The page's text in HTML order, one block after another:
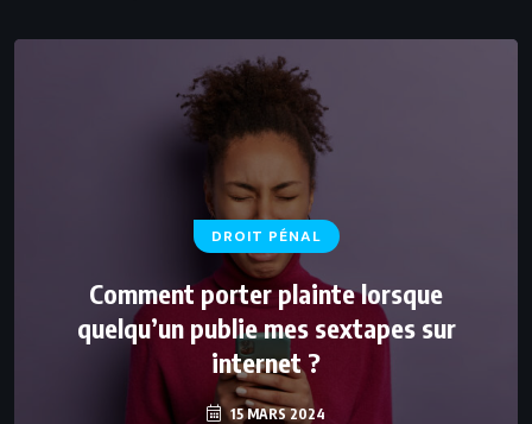
DROIT PÉNAL
Comment porter plainte lorsque
quelqu’un publie mes sextapes sur
internet ?
15 MARS 2024